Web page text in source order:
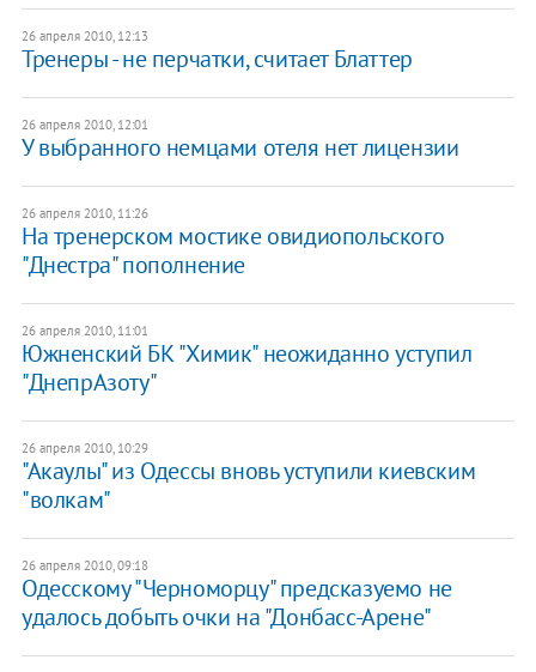
26 апреля 2010, 12:13
Тренеры - не перчатки, считает Блаттер
26 апреля 2010, 12:01
У выбранного немцами отеля нет лицензии
26 апреля 2010, 11:26
На тренерском мостике овидиопольского
"Днестра" пополнение
26 апреля 2010, 11:01
Южненский БК "Химик" неожиданно уступил
"ДнепрАзоту"
26 апреля 2010, 10:29
"Акаулы" из Одессы вновь уступили киевским
"волкам"
26 апреля 2010, 09:18
Одесскому "Черноморцу" предсказуемо не
удалось добыть очки на "Донбасс-Арене"